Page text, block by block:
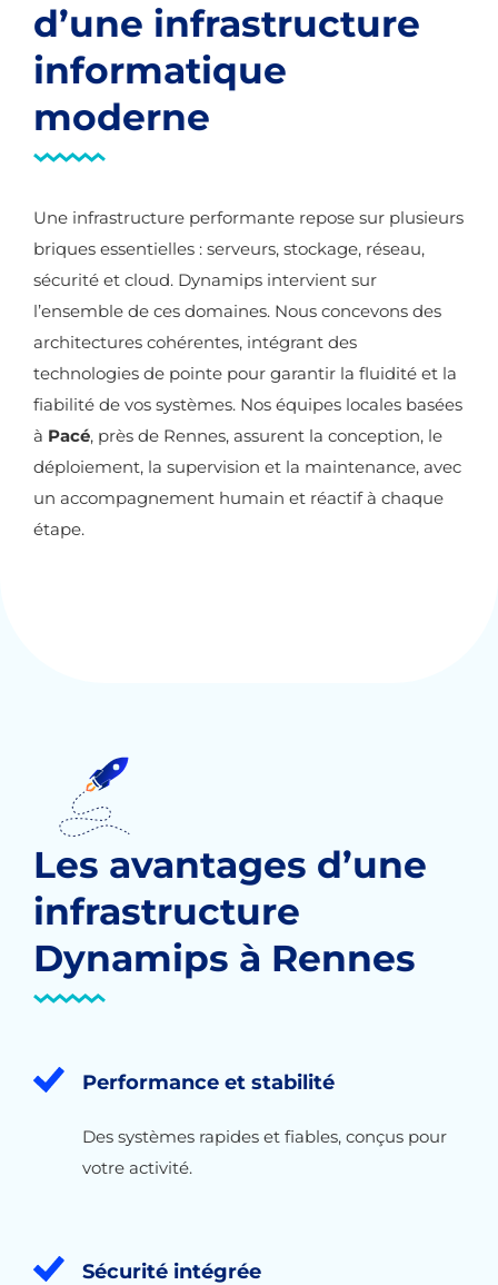
d’une infrastructure
informatique
moderne
Une infrastructure performante repose sur plusieurs
briques essentielles : serveurs, stockage, réseau,
sécurité et cloud. Dynamips intervient sur
l’ensemble de ces domaines. Nous concevons des
architectures cohérentes, intégrant des
technologies de pointe pour garantir la fluidité et la
fiabilité de vos systèmes. Nos équipes locales basées
à Pacé, près de Rennes, assurent la conception, le
déploiement, la supervision et la maintenance, avec
un accompagnement humain et réactif à chaque
étape.
Les avantages d’une
infrastructure
Dynamips à Rennes
Performance et stabilité
Des systèmes rapides et fiables, conçus pour
votre activité.
Sécurité intégrée